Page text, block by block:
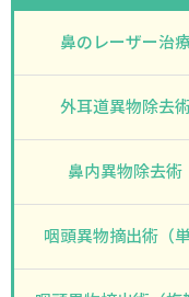
鼻のレーザー治
外耳道異物除去
鼻内異物除去術
咽頭異物摘出術（単